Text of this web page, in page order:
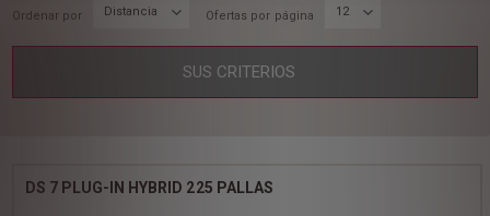
Ordenar por Distancia Ofertas por página 12
SUS CRITERIOS
DS 7 PLUG-IN HYBRID 225 PALLAS